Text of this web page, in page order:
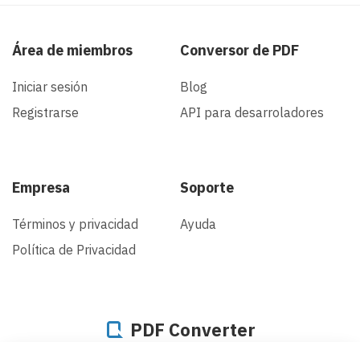
Área de miembros
Iniciar sesión
Registrarse
Conversor de PDF
Blog
API para desarroladores
Empresa
Términos y privacidad
Política de Privacidad
Soporte
Ayuda
PDF Converter